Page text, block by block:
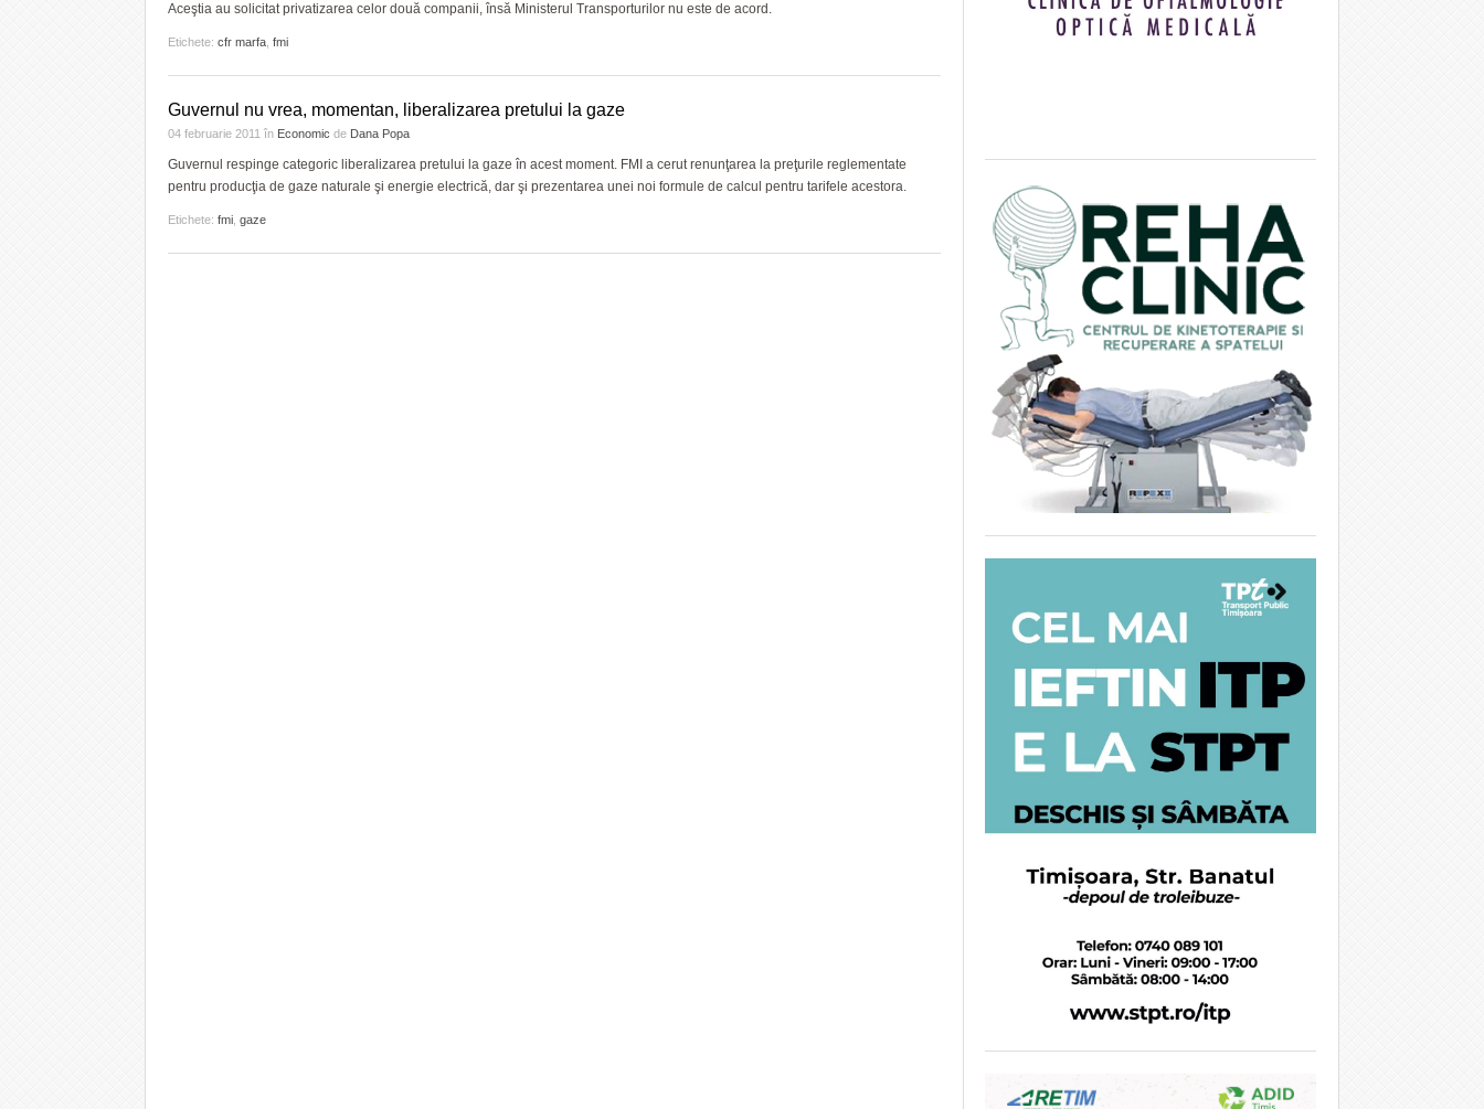
Aceştia au solicitat privatizarea celor două companii, însă Ministerul Transporturilor nu este de acord.
Etichete: cfr marfa fmi
Guvernul nu vrea, momentan, liberalizarea pretului la gaze
04 februarie 2011 în Economic de Dana Popa
Guvernul respinge categoric liberalizarea pretului la gaze în acest moment. FMI a cerut renunţarea la preţurile reglementate
pentru producţia de gaze naturale şi energie electrică, dar şi prezentarea unei noi formule de calcul pentru tarifele acestora.
Etichete: fmi gaze